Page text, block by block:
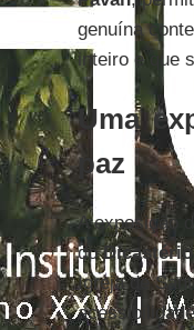
genuína
inteiro e que
Uma
paz
A exposição
doDicastério
Igreja de